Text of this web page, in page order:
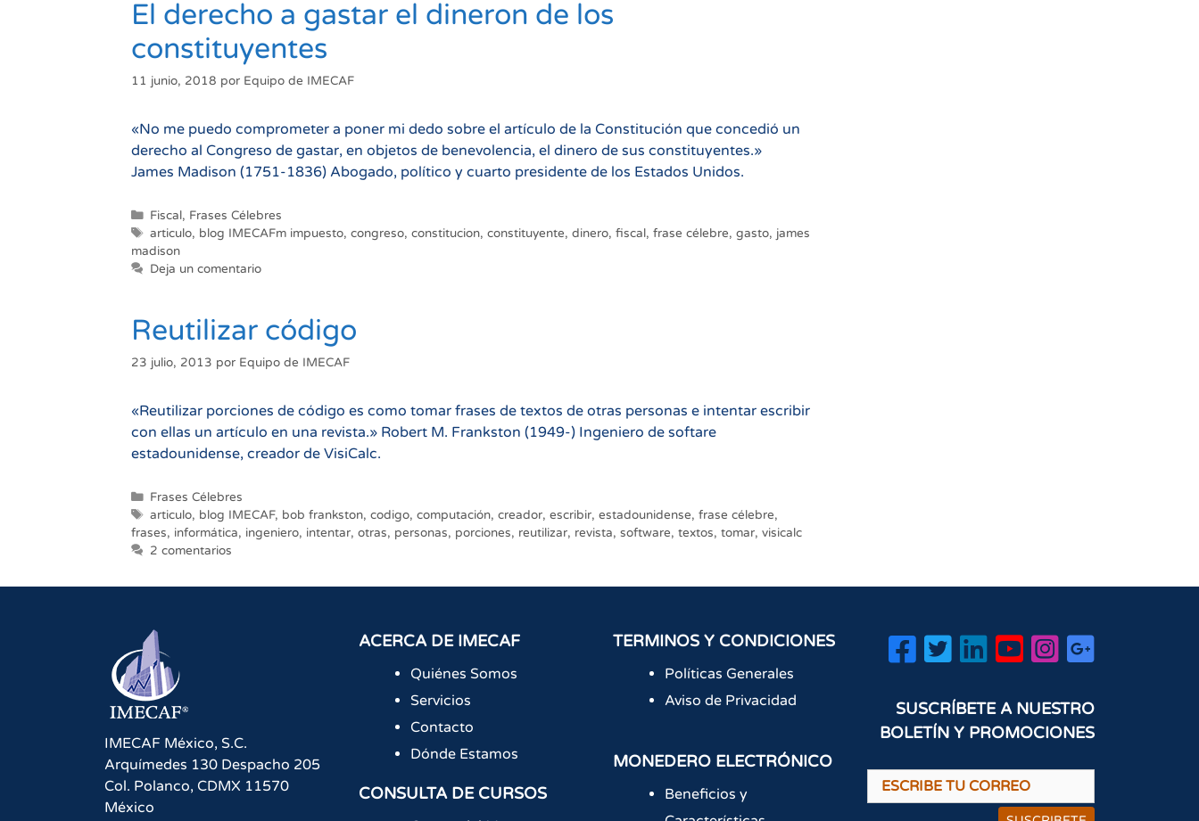
El derecho a gastar el dineron de los
constituyentes
11 junio, 2018 por Equipo de IMECAF
«No me puedo comprometer a poner mi dedo sobre el artículo de la Constitución que concedió un
derecho al Congreso de gastar, en objetos de benevolencia, el dinero de sus constituyentes.»
James Madison (1751-1836) Abogado, político y cuarto presidente de los Estados Unidos.
Categorías
Fiscal, Frases Célebres
Etiquetas
articulo, blog IMECAFm impuesto,congreso,constitucion,constituyente,dinero,fiscal,frase célebre,gasto, james
madison
Deja un comentario
Reutilizar código
23 julio, 2013 por Equipo de IMECAF
«Reutilizar porciones de código es como tomar frases de textos de otras personas e intentar escribir
con ellas un artículo en una revista.» Robert M. Frankston (1949-) Ingeniero de softare
estadounidense, creador de VisiCalc.
Categorías
Frases Célebres
Etiquetas
articulo, blog IMECAF, bob frankston,codigo,computación,creador,escribir,estadounidense,frase célebre,
frases, informática, ingeniero, intentar, otras, personas, porciones, reutilizar, revista, software, textos, tomar, visicalc
2 comentarios
IMECAF México, S.C.
Arquímedes 130 Despacho 205
Col. Polanco, CDMX 11570
México
ACERCA DE IMECAF
Quiénes Somos
Servicios
Contacto
Dónde Estamos
CONSULTA DE CURSOS
TERMINOS Y CONDICIONES
Políticas Generales
Aviso de Privacidad
MONEDERO ELECTRÓNICO
Beneficios y
SUSCRÍBETE A NUESTRO
BOLETÍN Y PROMOCIONES